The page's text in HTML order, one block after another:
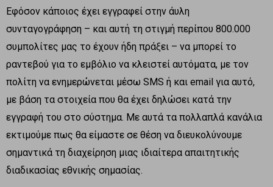
Εφόσον κάποιος έχει εγγραφεί στην άυλη
συνταγογράφηση – και αυτή τη στιγμή περίπου 800.000
συμπολίτες μας το έχουν ήδη πράξει – να μπορεί το
ραντεβού για το εμβόλιο να κλειστεί αυτόματα, με τον
πολίτη να ενημερώνεται μέσω SMS ή και email για αυτό,
με βάση τα στοιχεία που θα έχει δηλώσει κατά την
εγγραφή του στο σύστημα. Με αυτά τα πολλαπλά κανάλια
εκτιμούμε πως θα είμαστε σε θέση να διευκολύνουμε
σημαντικά τη διαχείρηση μιας ιδιαίτερα απαιτητικής
διαδικασίας εθνικής σημασίας.